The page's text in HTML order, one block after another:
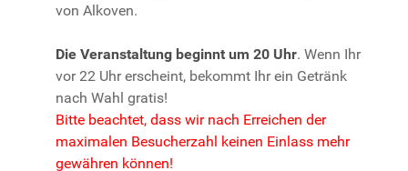
von Alkoven.
Die Veranstaltung beginnt um 20 Uhr. Wenn Ihr
vor 22 Uhr erscheint, bekommt Ihr ein Getränk
nach Wahl gratis!
Bitte beachtet, dass wir nach Erreichen der
maximalen Besucherzahl keinen Einlass mehr
gewähren können!